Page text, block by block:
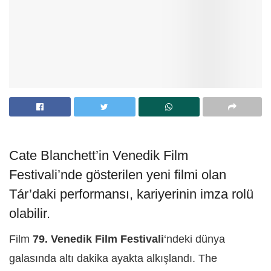
Cate Blanchett’in Venedik Film
Festivali’nde gösterilen yeni filmi olan
Tár’daki performansı, kariyerinin imza rolü
olabilir.
Film 79. Venedik Film Festivali‘ndeki dünya
galasında altı dakika ayakta alkışlandı. The